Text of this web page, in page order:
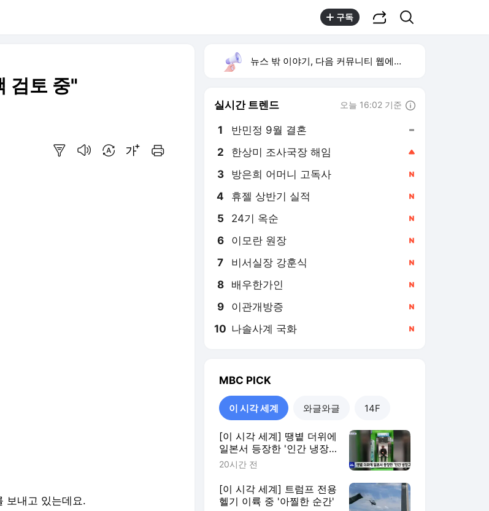
구독
검토 중"
보내고 있는데요.
뉴스 밖 이야기, 다음 커뮤니티 웹에서 보기
실시간 트렌드 오늘 16:02 기준
1 반민정 9월 결혼
2 한상미 조사국장 해임
4 휴젤 상반기 실적
5 24기 옥순
6 이모란 원장
7 비서실장 강훈식
8 배우한가인
9 이관개방증
10 나솔사계 국화
MBC PICK
이 시각 세계 와글와글 14F
[이 시각 세계] 땡볕 더위에
일본서 등장한 '인간 냉장
고'
20시간 전
[이 시각 세계] 트럼프 전용
헬기 이륙 중 '아찔한 순간'